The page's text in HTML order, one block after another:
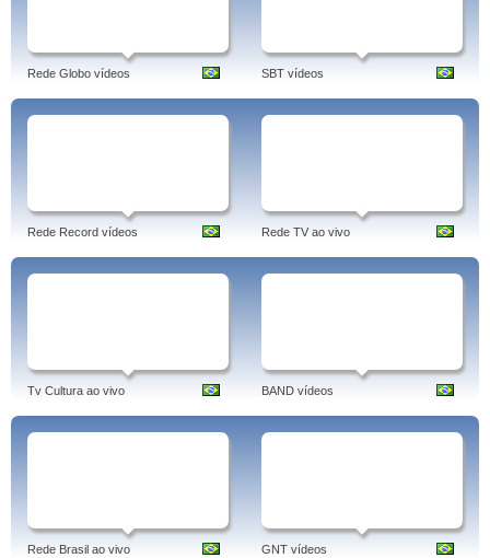
Rede Globo vídeos SBT vídeos
Rede Record vídeos Rede TV ao vivo
Tv Cultura ao vivo BAND vídeos
Rede Brasil ao vivo GNT vídeos